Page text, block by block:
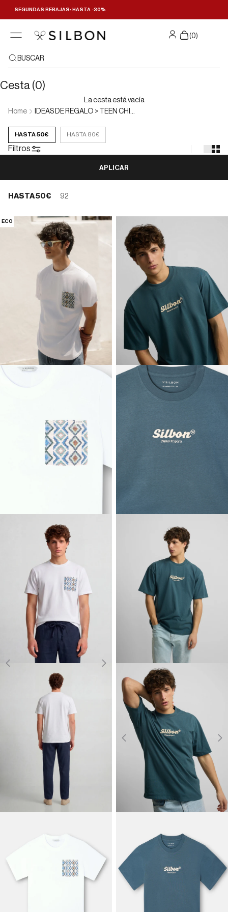
SEGUNDAS REBAJAS: HASTA -30%
(0)
BUSCAR
Cesta (0)
La cesta está vacía
Home
IDEAS DE REGALO > TEEN CHICO > HASTA 50€
HASTA 50€ HASTA 80€
Filtros
APLICAR
HASTA 50€ 92
ECO